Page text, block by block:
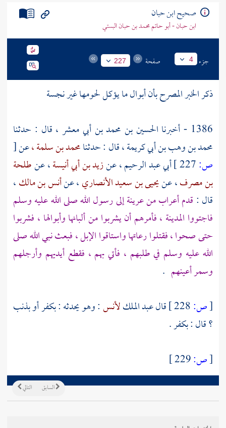
صحيح ابن حبان
ابن حبان - أبو حاتم محمد بن حبان البستي
جزء 4 صفحة 227
ذكر الخبر المصرح بأن أبوال ما يؤكل لحومها غير نجسة
1386 - أخبرنا
الحسين بن محمد بن أبي معشر ، قال : حدثنا
محمد بن وهب بن أبي كريمة ،قال : حدثنامحمد بن سلمة ،عن[
ص:
أبي عبد الرحيم، عنزيد بن أبي أنيسة، عنطلحة
بن مصرف، عنيحيى بن سعيد الأنصاري، عنأنس بن مالك،
قال : قدم أعراب منعرينةإلى رسول الله صلى الله عليه وسلم
فاجتووا المدينة ، فأمرهم أن يشربوا من ألبانها وأبوالها ، فشربوا
حتى صحوا ، فقتلوا رعاتها واستاقوا الإبل ، فبعث نبي الله صلى
الله عليه وسلم في طلبهم ، فأتي بهم ، فقطع أيديهم وأرجلهم
وسمر أعينهم .
[ص: قالعبد الملكلأنس: وهو يحدثه : بكفر أو بذنب
؟ قال : بكفر .
[ص:
التالي السابق